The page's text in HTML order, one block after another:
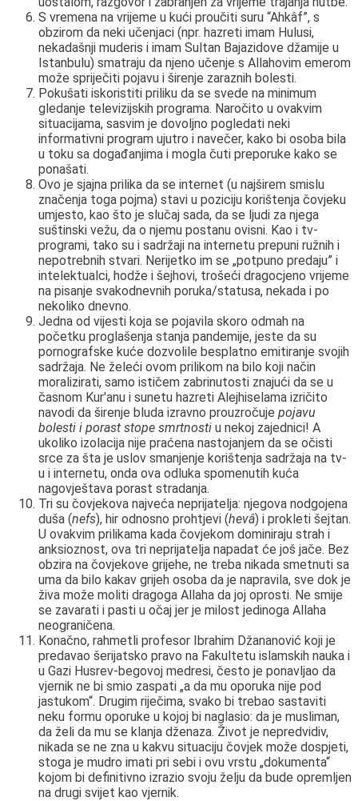
S vremena na vrijeme u kući proučiti suru “Ahkâf”, s
obzirom da neki učenjaci (npr. hazreti imam Hulusi,
nekadašnji muderis i imam Sultan Bajazidove džamije u
Istanbulu) smatraju da njeno učenje s Allahovim emerom
može spriječiti pojavu i širenje zaraznih bolesti.
Pokušati iskoristiti priliku da se svede na minimum
gledanje televizijskih programa. Naročito u ovakvim
situacijama, sasvim je dovoljno pogledati neki
informativni program ujutro i navečer, kako bi osoba bila
u toku sa događanjima i mogla čuti preporuke kako se
ponašati.
Ovo je sjajna prilika da se internet (u najširem smislu
značenja toga pojma) stavi u poziciju korištenja čovjeku
umjesto, kao što je slučaj sada, da se ljudi za njega
suštinski vežu, da o njemu postanu ovisni. Kao i tv-
programi, tako su i sadržaji na internetu prepuni ružnih i
nepotrebnih stvari. Nerijetko im se „potpuno predaju” i
intelektualci, hodže i šejhovi, trošeći dragocjeno vrijeme
na pisanje svakodnevnih poruka/statusa, nekada i po
nekoliko dnevno.
Jedna od vijesti koja se pojavila skoro odmah na
početku proglašenja stanja pandemije, jeste da su
pornografske kuće dozvolile besplatno emitiranje svojih
sadržaja. Ne želeći ovom prilikom na bilo koji način
moralizirati, samo ističem zabrinutosti znajući da se u
časnom Kur'anu i sunetu hazreti Alejhiselama izričito
navodi da širenje bluda izravno prouzročuje pojavu
bolesti i porast stope smrtnosti u nekoj zajednici! A
ukoliko izolacija nije praćena nastojanjem da se očisti
srce za šta je uslov smanjenje korištenja sadržaja na tv-
u i internetu, onda ova odluka spomenutih kuća
nagovještava porast stradanja.
Tri su čovjekova najveća neprijatelja: njegova nodgojena
duša (nefs), hir odnosno prohtjevi (hevâ) i prokleti šejtan.
U ovakvim prilikama kada čovjekom dominiraju strah i
anksioznost, ova tri neprijatelja napadat će još jače. Bez
obzira na čovjekove grijehe, ne treba nikada smetnuti sa
uma da bilo kakav grijeh osoba da je napravila, sve dok je
živa može moliti dragoga Allaha da joj oprosti. Ne smije
se zavarati i pasti u očaj jer je milost jedinoga Allaha
neograničena.
Konačno, rahmetli profesor Ibrahim Džananović koji je
predavao šerijatsko pravo na Fakultetu islamskih nauka i
u Gazi Husrev-begovoj medresi, često je ponavljao da
vjernik ne bi smio zaspati „a da mu oporuka nije pod
jastukom“. Drugim riječima, svako bi trebao sastaviti
neku formu oporuke u kojoj bi naglasio: da je musliman,
da želi da mu se klanja dženaza. Život je nepredvidiv,
nikada se ne zna u kakvu situaciju čovjek može dospjeti,
stoga je mudro imati pri sebi i ovu vrstu „dokumenta“
kojom bi definitivno izrazio svoju želju da bude opremljen
na drugi svijet kao vjernik.